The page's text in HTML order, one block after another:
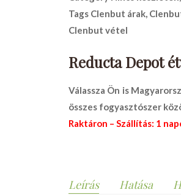
Tags Clenbut árak,
Clenbut vétel
Reducta Depot
Válassza Ön is
összes fogyasztószer
Raktáron – Szállítás: 1
Leírás Hatása